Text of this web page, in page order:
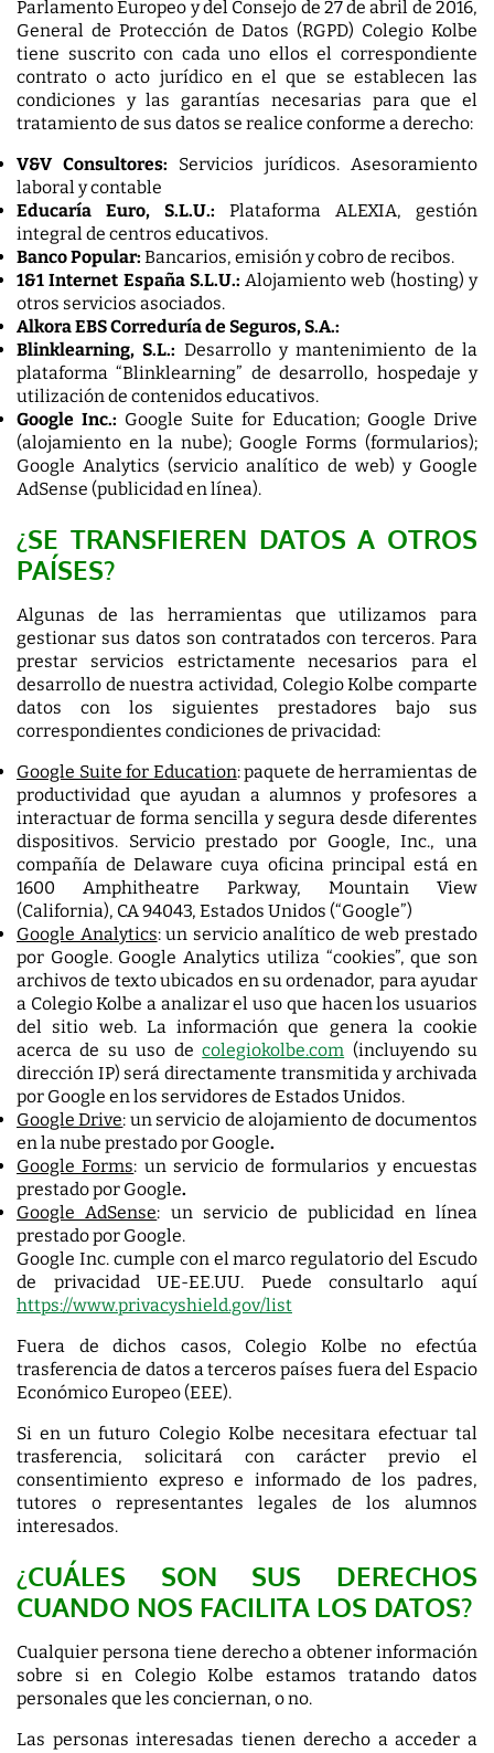
Parlamento Europeo y del Consejo de 27 de abril de 2016,
General de Protección de Datos (RGPD) Colegio Kolbe
tiene suscrito con cada uno ellos el correspondiente
contrato o acto jurídico en el que se establecen las
condiciones y las garantías necesarias para que el
tratamiento de sus datos se realice conforme a derecho:
V&V Consultores: Servicios jurídicos. Asesoramiento
laboral y contable
Educaría Euro, S.L.U.: Plataforma ALEXIA, gestión
integral de centros educativos.
Banco Popular: Bancarios, emisión y cobro de recibos.
1&1 Internet España S.L.U.:Alojamiento web (hosting) y
otros servicios asociados.
Alkora EBS Correduría de Seguros, S.A.:
Blinklearning, S.L.: Desarrollo y mantenimiento de la
plataforma “Blinklearning” de desarrollo, hospedaje y
utilización de contenidos educativos.
Google Inc.: Google Suite for Education; Google Drive
(alojamiento en la nube); Google Forms (formularios);
Google Analytics (servicio analítico de web) y Google
AdSense (publicidad en línea).
¿SE TRANSFIEREN DATOS A OTROS
PAÍSES?
Algunas de las herramientas que utilizamos para
gestionar sus datos son contratados con terceros. Para
prestar servicios estrictamente necesarios para el
desarrollo de nuestra actividad, Colegio Kolbe comparte
datos con los siguientes prestadores bajo sus
correspondientes condiciones de privacidad:
Google Suite for Education: paquete de herramientas de
productividad que ayudan a alumnos y profesores a
interactuar de forma sencilla y segura desde diferentes
dispositivos. Servicio prestado por Google, Inc., una
compañía de Delaware cuya oficina principal está en
1600 Amphitheatre Parkway, Mountain View
(California), CA 94043, Estados Unidos (“Google”)
Google Analytics: un servicio analítico de web prestado
por Google. Google Analytics utiliza “cookies”, que son
archivos de texto ubicados en su ordenador, para ayudar
a Colegio Kolbe a analizar el uso que hacen los usuarios
del sitio web. La información que genera la cookie
acerca de su uso decolegiokolbe.com (incluyendo su
dirección IP) será directamente transmitida y archivada
por Google en los servidores de Estados Unidos.
Google Drive: un servicio de alojamiento de documentos
en la nube prestado por Google.
Google Forms: un servicio de formularios y encuestas
prestado por Google.
Google AdSense: un servicio de publicidad en línea
prestado por Google.
Google Inc. cumple con el marco regulatorio del Escudo
de privacidad UE-EE.UU. Puede consultarlo aquí
https://www.privacyshield.gov/list
Fuera de dichos casos, Colegio Kolbe no efectúa
trasferencia de datos a terceros países fuera del Espacio
Económico Europeo (EEE).
Si en un futuro Colegio Kolbe necesitara efectuar tal
trasferencia, solicitará con carácter previo el
consentimiento expreso e informado de los padres,
tutores o representantes legales de los alumnos
interesados.
¿CUÁLES SON SUS DERECHOS
CUANDO NOS FACILITA LOS DATOS?
Cualquier persona tiene derecho a obtener información
sobre si en Colegio Kolbe estamos tratando datos
personales que les conciernan, o no.
Las personas interesadas tienen derecho a acceder a